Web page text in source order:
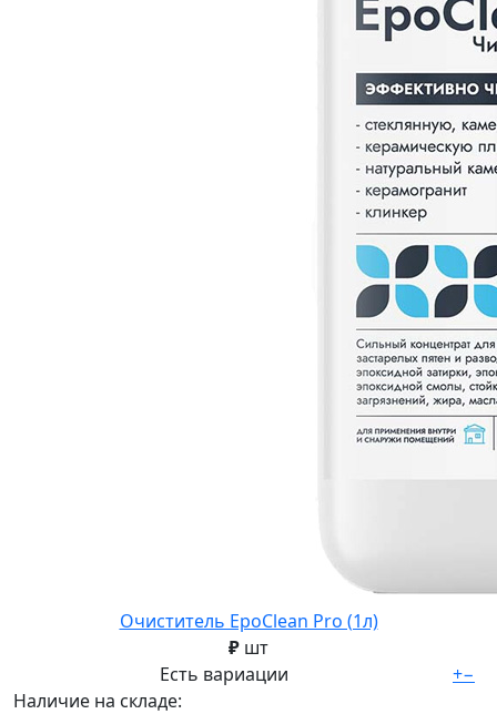
Очиститель EpoClean Pro (1л)
₽ шт
Есть вариации
Наличие на складе:
+−